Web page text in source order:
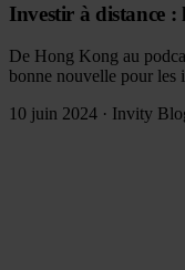
Investir à distance :
De Hong Kong au
bonne nouvelle pour les
10 juin 2024 · Invity